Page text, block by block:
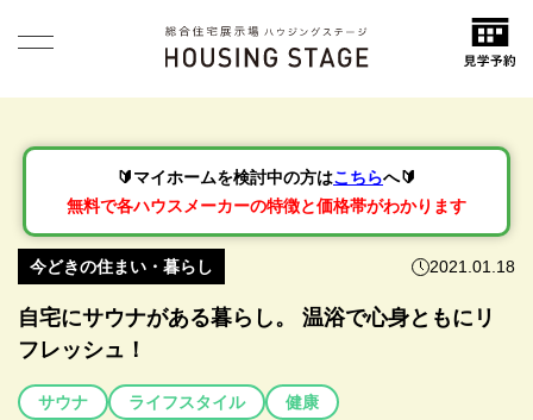
🔰マイホームを検討中の方はこちらへ🔰
無料で各ハウスメーカーの特徴と価格帯がわかります
今どきの住まい・暮らし 2021.01.18
自宅にサウナがある暮らし。 温浴で心身ともにリ
フレッシュ！
サウナ ライフスタイル 健康